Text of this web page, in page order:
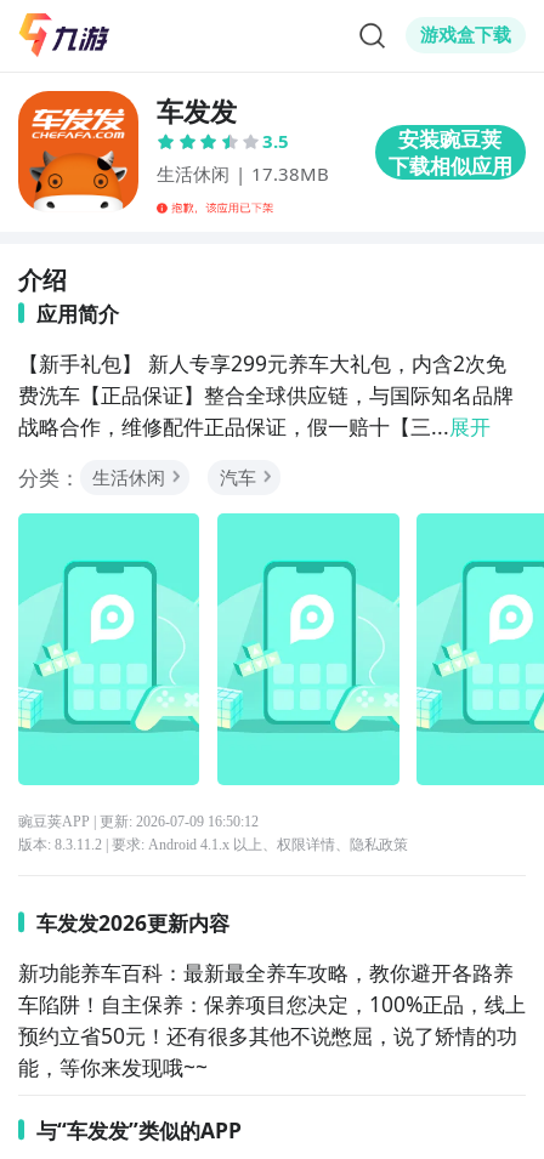
游戏盒下载
车发发
3.5
生活休闲 | 17.38MB
介绍
应用简介
【新手礼包】 新人专享299元养车大礼包，内含2次免
费洗车【正品保证】整合全球供应链，与国际知名品牌
战略合作，维修配件正品保证，假一赔十【三...展开
分类：
生活休闲 汽车
豌豆荚APP | 更新: 2026-07-09 16:50:12
版本: 8.3.11.2| 要求: Android 4.1.x 以上、 权限详情、 隐私政策
车发发2026更新内容
新功能养车百科：最新最全养车攻略，教你避开各路养
车陷阱！自主保养：保养项目您决定，100%正品，线上
预约立省50元！还有很多其他不说憋屈，说了矫情的功
能，等你来发现哦~~
与“车发发”类似的APP